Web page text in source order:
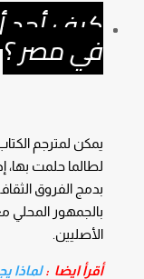
كيف أجد
في مصر ؟
يمكن لمترجم
لطالما حلمت بها،
بدمج الفروق
بالجمهور المحلي
الأصليين.
أقرأ ايضا :لماذا